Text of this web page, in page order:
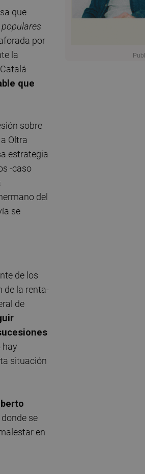
que
populares
por
la
que
sobre
Oltra
estrategia
-caso
del
se
de los
de la renta-
de
hay
situación
se
en